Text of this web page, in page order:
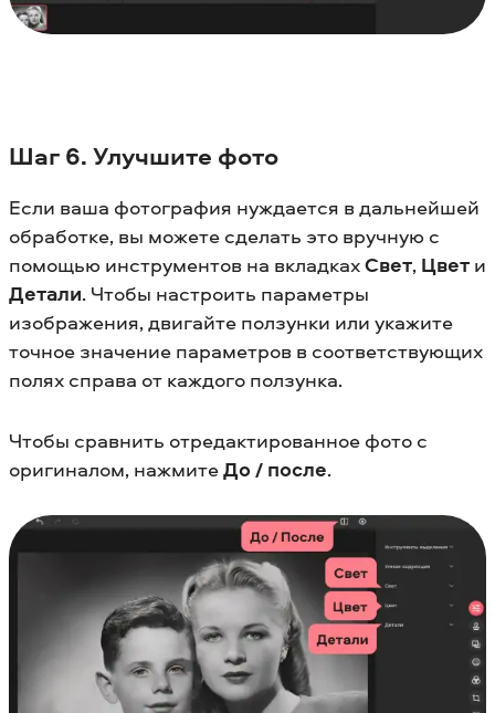
Шаг 6. Улучшите фото
Если ваша фотография нуждается в дальнейшей
обработке, вы можете сделать это вручную с
помощью инструментов на вкладкахСвет, Цвет и
Детали. Чтобы настроить параметры
изображения, двигайте ползунки или укажите
точное значение параметров в соответствующих
полях справа от каждого ползунка.
Чтобы сравнить отредактированное фото с
оригиналом, нажмитеДо / после.